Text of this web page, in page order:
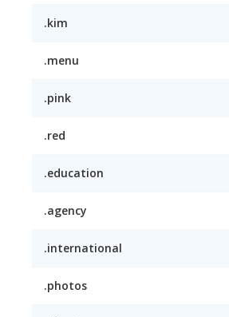
.kim
.menu
.pink
.red
.education
.agency
.international
.photos